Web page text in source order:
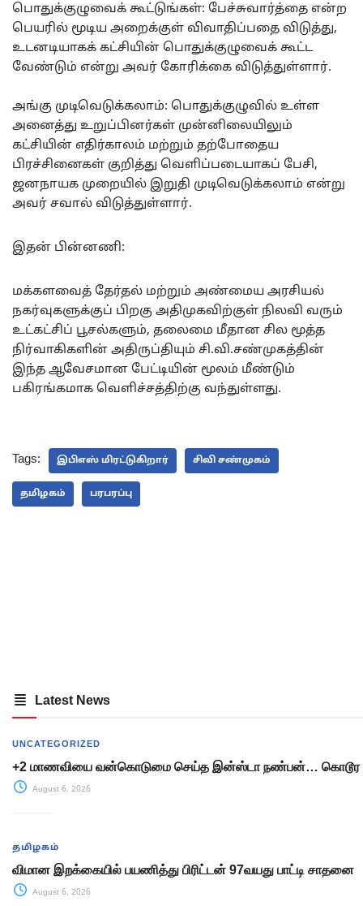
பொதுக்குழுவைக் கூட்டுங்கள்: பேச்சுவார்த்தை என்ற
பெயரில் மூடிய அறைக்குள் விவாதிப்பதை விடுத்து,
உடனடியாகக் கட்சியின் பொதுக்குழுவைக் கூட்ட
வேண்டும் என்று அவர் கோரிக்கை விடுத்துள்ளார்.
அங்கு முடிவெடுக்கலாம்: பொதுக்குழுவில் உள்ள
அனைத்து உறுப்பினர்கள் முன்னிலையிலும்
கட்சியின் எதிர்காலம் மற்றும் தற்போதைய
பிரச்சினைகள் குறித்து வெளிப்படையாகப் பேசி,
ஜனநாயக முறையில் இறுதி முடிவெடுக்கலாம் என்று
அவர் சவால் விடுத்துள்ளார்.
இதன் பின்னணி:
மக்களவைத் தேர்தல் மற்றும் அண்மைய அரசியல்
நகர்வுகளுக்குப் பிறகு அதிமுகவிற்குள் நிலவி வரும்
உட்கட்சிப் பூசல்களும், தலைமை மீதான சில மூத்த
நிர்வாகிகளின் அதிருப்தியும் சி.வி.சண்முகத்தின்
இந்த ஆவேசமான பேட்டியின் மூலம் மீண்டும்
பகிரங்கமாக வெளிச்சத்திற்கு வந்துள்ளது.
Tags: இபிஎஸ் மிரட்டுகிறார் சிவி சண்முகம்
தமிழகம் பரபரப்பு
Latest News
UNCATEGORIZED
+2 மாணவியை வன்கொடுமை செய்த இன்ஸ்டா நண்பன்… கொடூர
August 6, 2026
தமிழகம்
விமான இறக்கையில் பயணித்து பிரிட்டன் 97வயது பாட்டி சாதனை
August 6, 2026